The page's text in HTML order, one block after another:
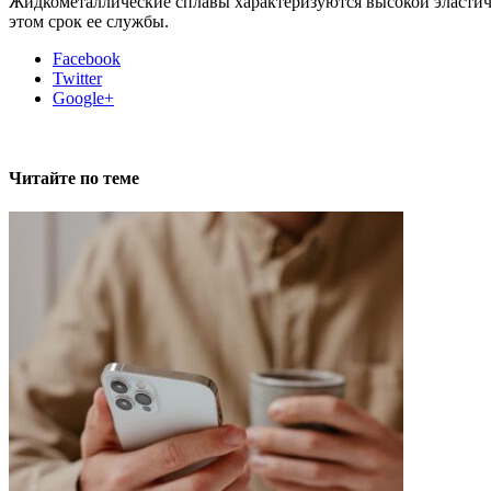
этом срок ее службы.
Facebook
Twitter
Google+
Читайте по теме